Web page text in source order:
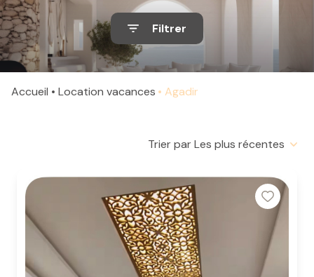
accueil
ventes
location
Location
contact
Filtrer
Accueil Location vacances Agadir
Trier par Les plus récentes